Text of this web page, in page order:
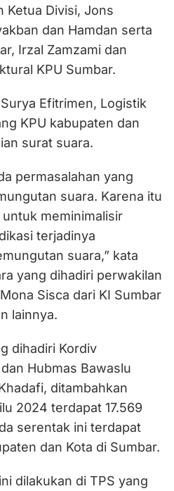
Ketua Divisi, Jons
dan Hamdan serta
Irzal Zamzami dan
KPU Sumbar.
Efitrimen, Logistik
KPU kabupaten dan
surat suara.
permasalahan yang
suara. Karena itu
meminimalisir
terjadinya
suara,” kata
yang dihadiri perwakilan
Sisca dari KI Sumbar
lainnya.
dihadiri Kordiv
Hubmas Bawaslu
ditambahkan
2024 terdapat 17.569
serentak ini terdapat
dan Kota di Sumbar.
dilakukan di TPS yang